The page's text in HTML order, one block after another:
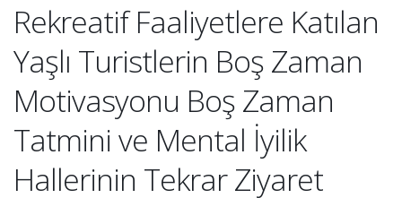
Rekreatif Faaliyetlere Katılan
Yaşlı Turistlerin Boş Zaman
Motivasyonu Boş Zaman
Tatmini ve Mental İyilik
Hallerinin Tekrar Ziyaret